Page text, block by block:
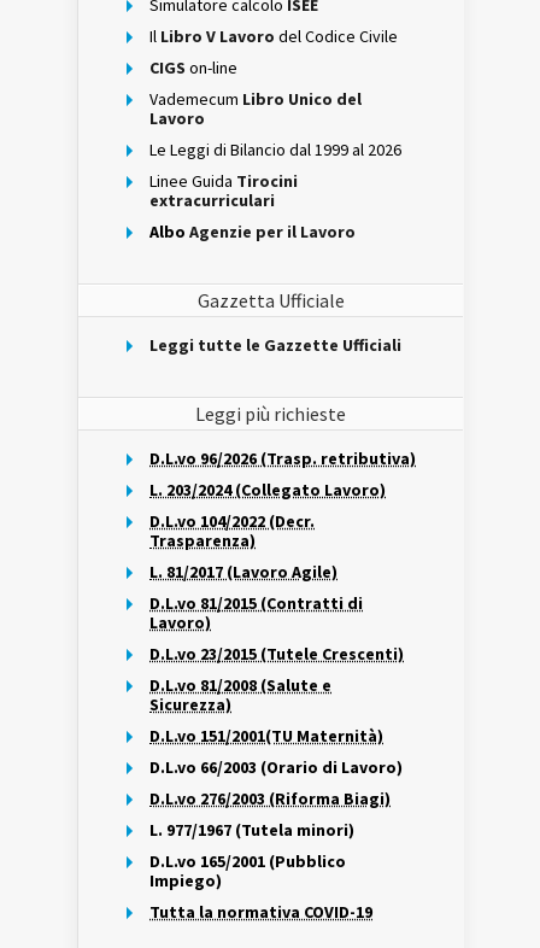
Simulatore calcolo ISEE
Il Libro V Lavoro del Codice Civile
CIGS on-line
Vademecum Libro Unico del
Lavoro
Le Leggi di Bilancio dal 1999 al 2026
Linee Guida Tirocini
extracurriculari
Albo Agenzie per il Lavoro
Gazzetta Ufficiale
Leggi tutte le Gazzette Ufficiali
Leggi più richieste
D.L.vo 96/2026 (Trasp. retributiva)
L. 203/2024 (Collegato Lavoro)
D.L.vo 104/2022 (Decr.
Trasparenza)
L. 81/2017 (Lavoro Agile)
D.L.vo 81/2015 (Contratti di
Lavoro)
D.L.vo 23/2015 (Tutele Crescenti)
D.L.vo 81/2008 (Salute e
Sicurezza)
D.L.vo 151/2001(TU Maternità)
D.L.vo 66/2003 (Orario di Lavoro)
D.L.vo 276/2003 (Riforma Biagi)
L. 977/1967 (Tutela minori)
D.L.vo 165/2001 (Pubblico
Impiego)
Tutta la normativa COVID-19